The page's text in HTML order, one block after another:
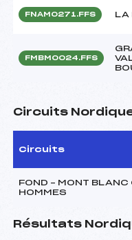
FNAM0271.FFS LA
FMBM0024.FFS
Circuits
Circuits
FOND – MONT
HOMMES
Résultats